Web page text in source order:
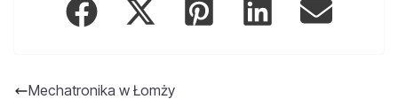
Mechatronika w Łomży